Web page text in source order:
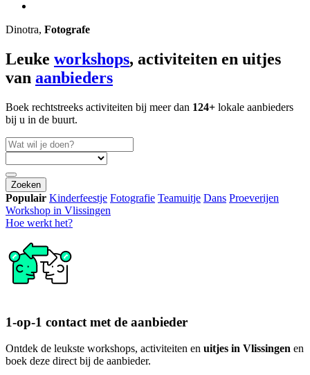
Dinotra, Fotografe
Leuke workshops, activiteiten en uitjes
van aanbieders
Boek rechtstreeks activiteiten bij meer dan 124+ lokale aanbieders
bij u in de buurt.
Zoeken
Populair Kinderfeestje Fotografie Teamuitje Dans Proeverijen
Workshop in Vlissingen
Hoe werkt het?
1-op-1 contact met de aanbieder
Ontdek de leukste workshops, activiteiten en uitjes in Vlissingen en
boek deze direct bij de aanbieder.